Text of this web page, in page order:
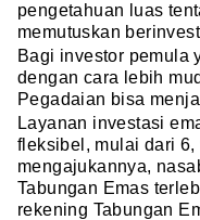
pengetahuan luas
memutuskan
Bagi investor pemula
dengan cara lebih
Pegadaian bisa
Layanan investasi
fleksibel, mulai dari
mengajukannya,
Tabungan Emas
rekening Tabungan